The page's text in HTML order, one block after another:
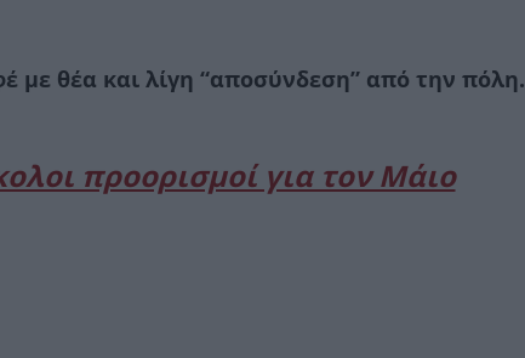
με θέα και λίγη “αποσύνδεση” από την πόλη.
προορισμοί για τον Μάιο